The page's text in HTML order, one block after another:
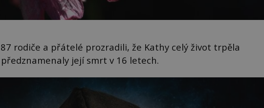
rodiče a přátelé prozradili, že Kathy celý život trpěla
její smrt v 16 letech.